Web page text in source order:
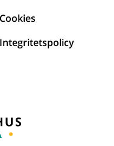
Cookies
Integritetspolicy